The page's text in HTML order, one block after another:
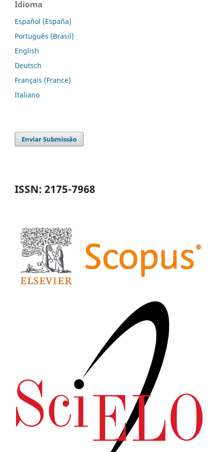
Idioma
Español (España)
Português (Brasil)
English
Deutsch
Français (France)
Italiano
Enviar Submissão
ISSN: 2175-7968